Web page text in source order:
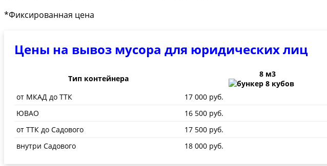
*Фиксированная цена
Цены на вывоз мусора для юридических лиц
Тип контейнера 8 м3
от МКАД до ТТК 17 000 руб.
ЮВАО
16 500 руб.
от ТТК до Садового
17 500 руб.
внутри Садового
18 000 руб.